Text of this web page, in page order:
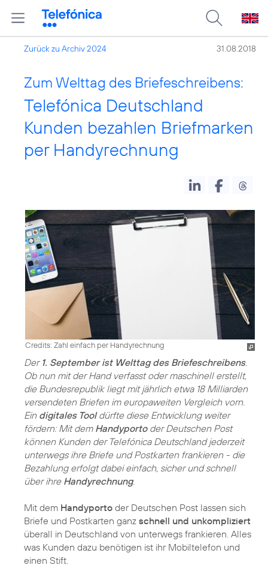
Zurück zu Archiv 2024 31.08.2018
Zum Welttag des Briefeschreibens:
Telefónica Deutschland
Kunden bezahlen Briefmarken
per Handyrechnung
Credits: Zahl einfach per Handyrechnung
Der 1. September ist Welttag des Briefeschreibens.
Ob nun mit der Hand verfasst oder maschinell erstellt,
die Bundesrepublik liegt mit jährlich etwa 18 Milliarden
versendeten Briefen im europaweiten Vergleich vorn.
Ein digitales Tooldürfte diese Entwicklung weiter
fördern: Mit dem Handyportoder Deutschen Post
können Kunden der Telefónica Deutschland jederzeit
unterwegs ihre Briefe und Postkarten frankieren - die
Bezahlung erfolgt dabei einfach, sicher und schnell
über ihre Handyrechnung.
Mit dem Handyporto der Deutschen Post lassen sich
Briefe und Postkarten ganz schnell und unkompliziert
überall in Deutschland von unterwegs frankieren. Alles
was Kunden dazu benötigen ist ihr Mobiltelefon und
einen Stift.